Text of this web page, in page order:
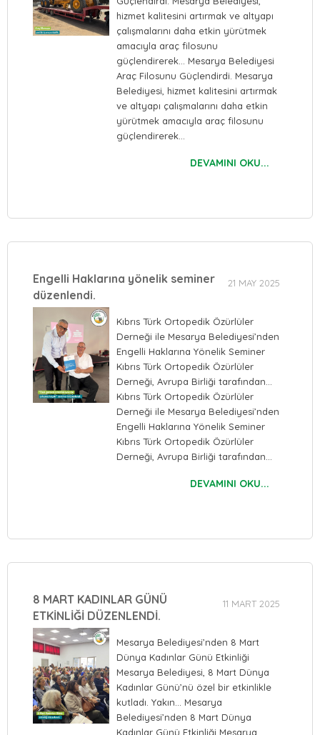
hizmet kalitesini artırmak ve altyapı
çalışmalarını daha etkin yürütmek
amacıyla araç filosunu
güçlendirerek… Mesarya Belediyesi
Araç Filosunu Güçlendirdi. Mesarya
Belediyesi, hizmet kalitesini artırmak
ve altyapı çalışmalarını daha etkin
yürütmek amacıyla araç filosunu
güçlendirerek…
DEVAMINI OKU...
21 MAY 2025
Engelli Haklarına yönelik seminer
düzenlendi.
Kıbrıs Türk Ortopedik Özürlüler
Derneği ile Mesarya Belediyesi’nden
Engelli Haklarına Yönelik Seminer
Kıbrıs Türk Ortopedik Özürlüler
Derneği, Avrupa Birliği tarafından…
Kıbrıs Türk Ortopedik Özürlüler
Derneği ile Mesarya Belediyesi’nden
Engelli Haklarına Yönelik Seminer
Kıbrıs Türk Ortopedik Özürlüler
Derneği, Avrupa Birliği tarafından…
DEVAMINI OKU...
11 MART 2025
8 MART KADINLAR GÜNÜ
ETKİNLİĞİ DÜZENLENDİ.
Mesarya Belediyesi’nden 8 Mart
Dünya Kadınlar Günü Etkinliği
Mesarya Belediyesi, 8 Mart Dünya
Kadınlar Günü’nü özel bir etkinlikle
kutladı. Yakın… Mesarya
Belediyesi’nden 8 Mart Dünya
Kadınlar Günü Etkinliği Mesarya